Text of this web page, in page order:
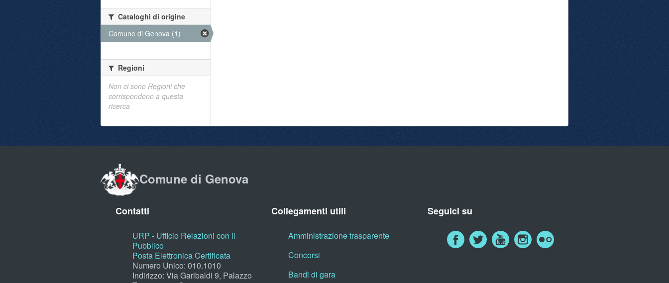
Cataloghi di origine
Comune di Genova (1)
Regioni
Non ci sono Regioni che
corrispondono a questa
ricerca
Comune di Genova
Contatti
URP - Ufficio Relazioni con il
Pubblico
Posta Elettronica Certificata
Numero Unico: 010.1010
Indirizzo: Via Garibaldi 9, Palazzo
Collegamenti utili
Amministrazione trasparente
Concorsi
Bandi di gara
Seguici su